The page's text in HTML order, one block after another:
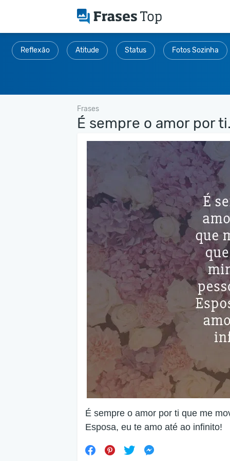
Reflexão Atitude Status Fotos Sozinha
Frases
É sempre o amor por
É sempre o amor por ti que me
Esposa, eu te amo até ao infinito!